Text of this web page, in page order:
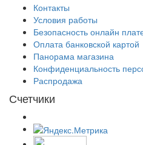
Контакты
Условия работы
Безопасность онлайн
Оплата банковской картой
Панорама магазина
Конфиденциальность
Распродажа
Счетчики